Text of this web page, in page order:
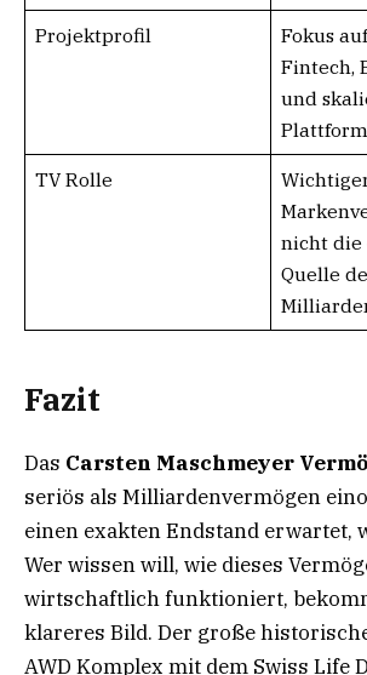
Projektprofil
Fokus
Fintech,
und
TV Rolle
nicht die
Quelle
Fazit
Das Carsten Maschmeyer
seriös als Milliardenvermögen
einen exakten Endstand erwartet,
Wer wissen will, wie dieses
wirtschaftlich funktioniert,
klareres Bild. Der große
AWD Komplex mit dem Swiss Life